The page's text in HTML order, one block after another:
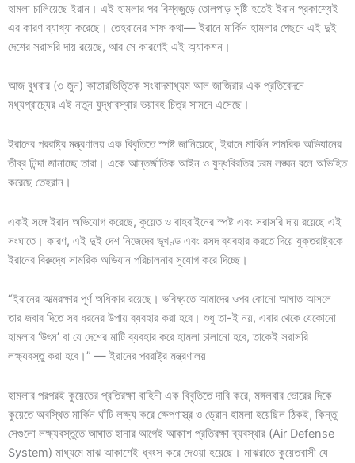
হামলা চালিয়েছে ইরান। এই হামলার পর বিশ্বজুড়ে তোলপাড় সৃষ্টি হতেই ইরান প্রকাশ্যেই
এর কারণ ব্যাখ্যা করেছে। তেহরানের সাফ কথা— ইরানে মার্কিন হামলার পেছনে এই দুই
দেশের সরাসরি দায় রয়েছে, আর সে কারণেই এই অ্যাকশন।
আজ বুধবার (৩ জুন) কাতারভিত্তিক সংবাদমাধ্যম আল জাজিরার এক প্রতিবেদনে
মধ্যপ্রাচ্যের এই নতুন যুদ্ধাবস্থার ভয়াবহ চিত্র সামনে এসেছে।
ইরানের পররাষ্ট্র মন্ত্রণালয় এক বিবৃতিতে স্পষ্ট জানিয়েছে, ইরানে মার্কিন সামরিক অভিযানের
তীব্র নিন্দা জানাচ্ছে তারা। একে আন্তর্জাতিক আইন ও যুদ্ধবিরতির চরম লঙ্ঘন বলে অভিহিত
করেছে তেহরান।
একই সঙ্গে ইরান অভিযোগ করেছে, কুয়েত ও বাহরাইনের স্পষ্ট এবং সরাসরি দায় রয়েছে এই
সংঘাতে। কারণ, এই দুই দেশ নিজেদের ভূখণ্ড এবং রসদ ব্যবহার করতে দিয়ে যুক্তরাষ্ট্রকে
ইরানের বিরুদ্ধে সামরিক অভিযান পরিচালনার সুযোগ করে দিচ্ছে।
“ইরানের আত্মরক্ষার পূর্ণ অধিকার রয়েছে। ভবিষ্যতে আমাদের ওপর কোনো আঘাত আসলে
তার জবাব দিতে সব ধরনের উপায় ব্যবহার করা হবে। শুধু তা-ই নয়, এবার থেকে যেকোনো
হামলার ‘উৎস’ বা যে দেশের মাটি ব্যবহার করে হামলা চালানো হবে, তাকেই সরাসরি
লক্ষ্যবস্তু করা হবে।” — ইরানের পররাষ্ট্র মন্ত্রণালয়
হামলার পরপরই কুয়েতের প্রতিরক্ষা বাহিনী এক বিবৃতিতে দাবি করে, মঙ্গলবার ভোরের দিকে
কুয়েতে অবস্থিত মার্কিন ঘাঁটি লক্ষ্য করে ক্ষেপণাস্ত্র ও ড্রোন হামলা হয়েছিল ঠিকই, কিন্তু
সেগুলো লক্ষ্যবস্তুতে আঘাত হানার আগেই আকাশ প্রতিরক্ষা ব্যবস্থার (Air Defense
System) মাধ্যমে মাঝ আকাশেই ধ্বংস করে দেওয়া হয়েছে। মাঝরাতে কুয়েতবাসী যে